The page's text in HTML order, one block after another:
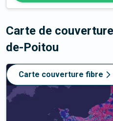
Carte de
de-Poitou
Carte couverture fibre